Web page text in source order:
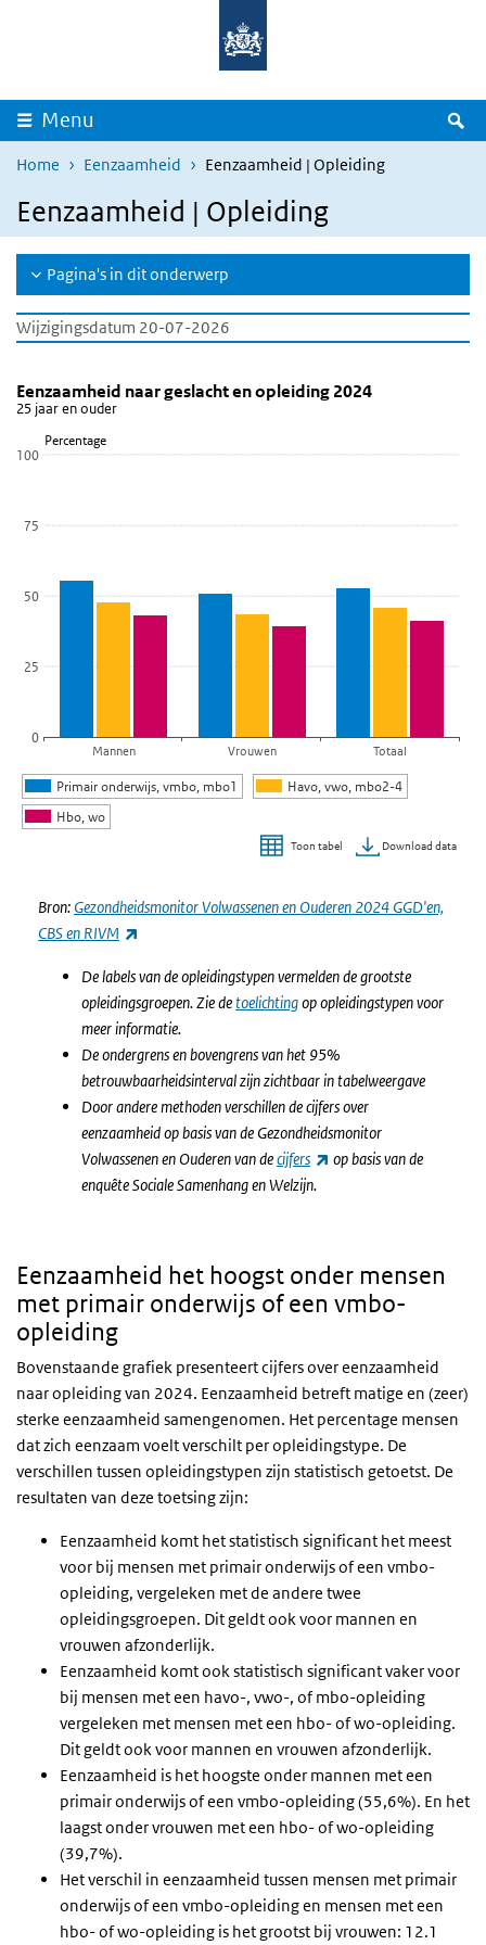
Overslaan en naar de inhoud gaan
Menu
Home Eenzaamheid Eenzaamheid | Opleiding
Eenzaamheid | Opleiding
Pagina's in dit onderwerp
Wijzigingsdatum 20-07-2026
Eenzaamheid naar opleiding
Sla de grafiek 'Eenzaamheid naar geslacht en opleiding 2024'
Eenzaamheid naar geslacht en opleiding 2024
Staaf grafiek met 9 reeksen.
25 jaar en ouder
De grafiek heeft 1 Y-as die Percentage weergeeft.
Percentage
Eenzaamheid naar geslacht en opleiding 2024
25 jaar en ouder
Primair onderwijs, vmbo, mbo1
Havo, vwo, mbo2-4
Hbo, wo
0
25
50
75
100
Mannen Vrouwen Totaal
Toon tabel Download data
Bron: Gezondheidsmonitor Volwassenen en Ouderen 2024 GGD'en,
CBS en RIVM
De labels van de opleidingstypen vermelden de grootste
opleidingsgroepen. Zie detoelichtingop opleidingstypen voor
meer informatie.
De ondergrens en bovengrens van het 95%
betrouwbaarheidsinterval zijn zichtbaar in tabelweergave
Door andere methoden verschillen de cijfers over
eenzaamheid op basis van de Gezondheidsmonitor
Volwassenen en Ouderen van decijfers (externe link)
op basis van de
enquête Sociale Samenhang en Welzijn.
Eenzaamheid het hoogst onder mensen
met primair onderwijs of een vmbo-
opleiding
Bovenstaande grafiek presenteert cijfers over eenzaamheid
naar opleiding van 2024. Eenzaamheid betreft matige en (zeer)
sterke eenzaamheid samengenomen. Het percentage mensen
dat zich eenzaam voelt verschilt per opleidingstype. De
verschillen tussen opleidingstypen zijn statistisch getoetst. De
resultaten van deze toetsing zijn:
Eenzaamheid komt het statistisch significant het meest
voor bij mensen met primair onderwijs of een vmbo-
opleiding, vergeleken met de andere twee
opleidingsgroepen. Dit geldt ook voor mannen en
vrouwen afzonderlijk.
Eenzaamheid komt ook statistisch significant vaker voor
bij mensen met een havo-, vwo-, of mbo-opleiding
vergeleken met mensen met een hbo- of wo-opleiding.
Dit geldt ook voor mannen en vrouwen afzonderlijk.
Eenzaamheid is het hoogste onder mannen met een
primair onderwijs of een vmbo-opleiding (55,6%). En het
laagst onder vrouwen met een hbo- of wo-opleiding
(39,7%).
Het verschil in eenzaamheid tussen mensen met primair
onderwijs of een vmbo-opleiding en mensen met een
hbo- of wo-opleiding is het grootst bij vrouwen: 12.1